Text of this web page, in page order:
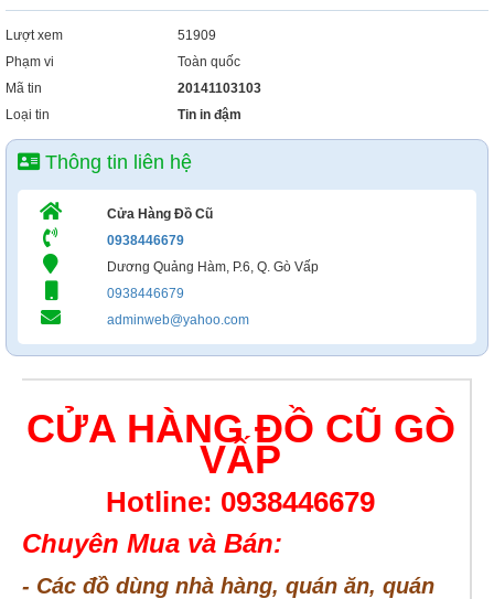
Lượt xem
51909
Phạm vi
Toàn quốc
Mã tin
20141103103
Loại tin
Tin in đậm
Thông tin liên hệ
Cửa Hàng Đồ Cũ
0938446679
Dương Quảng Hàm, P.6, Q. Gò Vấp
0938446679
adminweb@yahoo.com
CỬA HÀNG ĐỒ CŨ GÒ
VẤP
Hotline: 0938446679
Chuyên Mua và Bán:
- Các đồ dùng nhà hàng, quán ăn, quán